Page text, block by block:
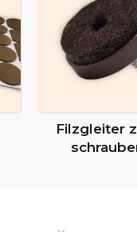
Filzgleiter